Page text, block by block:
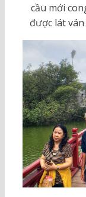
cầu mới
được lát